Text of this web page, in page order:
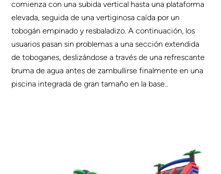
comienza con una subida vertical hasta una plataforma
elevada, seguida de una vertiginosa caída por un
tobogán empinado y resbaladizo. A continuación, los
usuarios pasan sin problemas a una sección extendida
de toboganes, deslizándose a través de una refrescante
bruma de agua antes de zambullirse finalmente en una
piscina integrada de gran tamaño en la base..